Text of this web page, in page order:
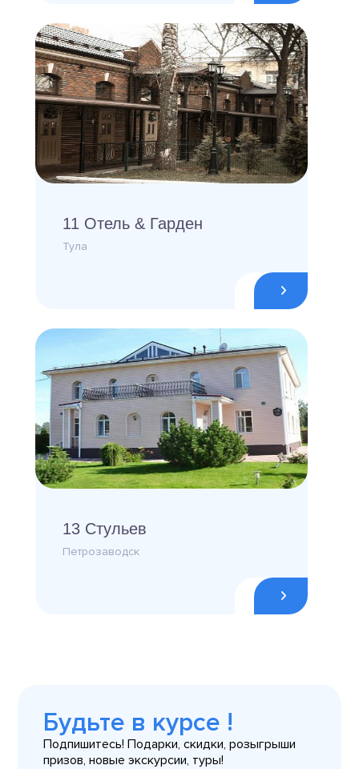
11 Отель & Гарден
Тула
13 Стульев
Петрозаводск
Будьте в курсе !
Подпишитесь! Подарки, скидки, розыгрыши
призов, новые экскурсии, туры!